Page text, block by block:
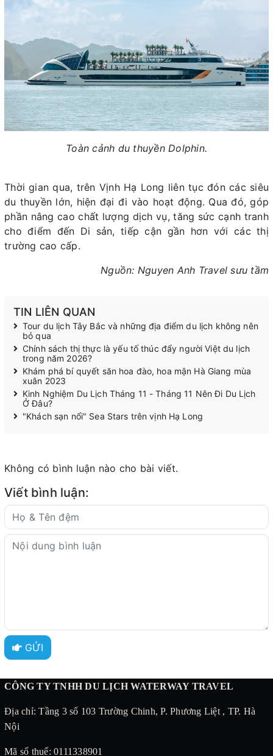
Toàn cảnh du thuyền Dolphin.
Thời gian qua, trên Vịnh Hạ Long liên tục đón các siêu
du thuyền lớn, hiện đại đi vào hoạt động. Qua đó, góp
phần nâng cao chất lượng dịch vụ, tăng sức cạnh tranh
cho điểm đến Di sản, tiếp cận gần hơn với các thị
trường cao cấp.
Nguồn: Nguyen Anh Travel sưu tầm
TIN LIÊN QUAN
Tour du lịch Tây Bắc và những địa điểm du lịch không nên
bỏ qua
Chính sách thị thực là yếu tố thúc đẩy người Việt du lịch
trong năm 2026?
Khám phá bí quyết săn hoa đào, hoa mận Hà Giang mùa
xuân 2023
Kinh Nghiệm Du Lịch Tháng 11 - Tháng 11 Nên Đi Du Lịch
Ở Đâu?
"Khách sạn nổi" Sea Stars trên vịnh Hạ Long
Không có bình luận nào cho bài viết.
Viết bình luận:
GỬI
CÔNG TY TNHH DU LỊCH WATERWAY TRAVEL
Địa chỉ: Tầng 3 số 103 Trường Chinh, P. Phương Liệt , TP. Hà
Nội
Mã số thuế: 0111338901